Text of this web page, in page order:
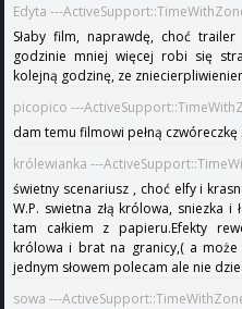
Edyta ---
Słaby film, naprawdę, choć trailer
godzinie mniej więcej robi się
kolejną godzinę, ze
picopico ---
dam temu filmowi pełną czwóreczkę
królewianka ---
świetny scenariusz , choć elfy i
W.P. swietna złą królowa, sniezka
tam całkiem z papieru.Efekty
królowa i brat na granicy,( a może
jednym słowem polecam ale nie
sowa ---